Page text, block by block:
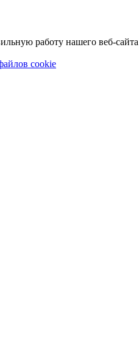
работу нашего веб-сайта
cookie